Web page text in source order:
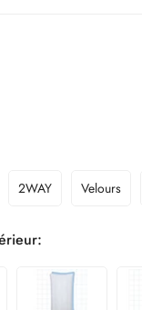
2WAY Velours